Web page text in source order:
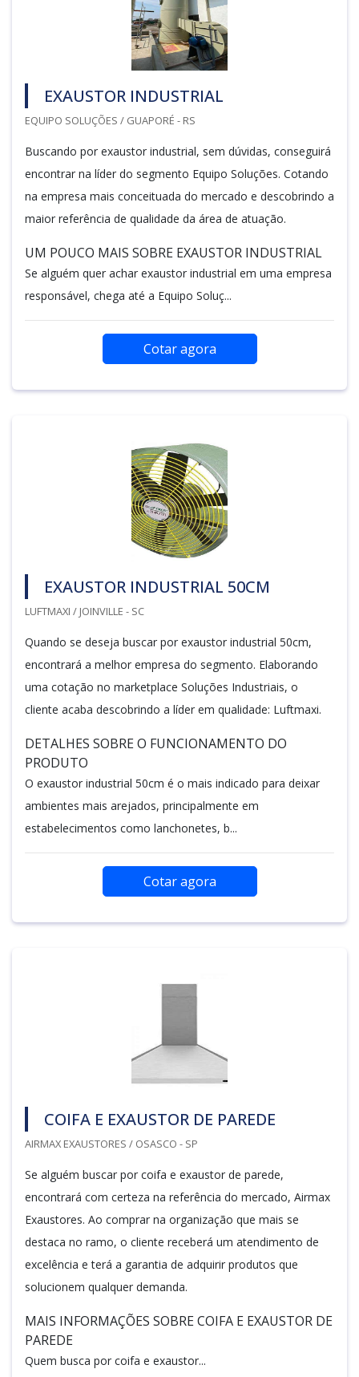
EXAUSTOR INDUSTRIAL
EQUIPO SOLUÇÕES / GUAPORÉ - RS
Buscando por exaustor industrial, sem dúvidas, conseguirá
encontrar na líder do segmento Equipo Soluções. Cotando
na empresa mais conceituada do mercado e descobrindo a
maior referência de qualidade da área de atuação.
UM POUCO MAIS SOBRE EXAUSTOR INDUSTRIAL
Se alguém quer achar exaustor industrial em uma empresa
responsável, chega até a Equipo Soluç...
Cotar agora
EXAUSTOR INDUSTRIAL 50CM
LUFTMAXI / JOINVILLE - SC
Quando se deseja buscar por exaustor industrial 50cm,
encontrará a melhor empresa do segmento. Elaborando
uma cotação no marketplace Soluções Industriais, o
cliente acaba descobrindo a líder em qualidade: Luftmaxi.
DETALHES SOBRE O FUNCIONAMENTO DO
PRODUTO
O exaustor industrial 50cm é o mais indicado para deixar
ambientes mais arejados, principalmente em
estabelecimentos como lanchonetes, b...
Cotar agora
COIFA E EXAUSTOR DE PAREDE
AIRMAX EXAUSTORES / OSASCO - SP
Se alguém buscar por coifa e exaustor de parede,
encontrará com certeza na referência do mercado, Airmax
Exaustores. Ao comprar na organização que mais se
destaca no ramo, o cliente receberá um atendimento de
excelência e terá a garantia de adquirir produtos que
solucionem qualquer demanda.
MAIS INFORMAÇÕES SOBRE COIFA E EXAUSTOR DE
PAREDE
Quem busca por coifa e exaustor...